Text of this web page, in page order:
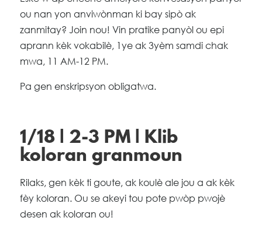
ou nan yon anviwònman ki bay sipò ak
zanmitay? Join nou! Vin pratike panyòl ou epi
aprann kèk vokabilè, 1ye ak 3yèm samdi chak
mwa, 11 AM-12 PM.
Pa gen enskripsyon obligatwa.
1/18 | 2-3 PM | Klib
koloran granmoun
Rilaks, gen kèk ti goute, ak koulè ale jou a ak kèk
fèy koloran. Ou se akeyi tou pote pwòp pwojè
desen ak koloran ou!